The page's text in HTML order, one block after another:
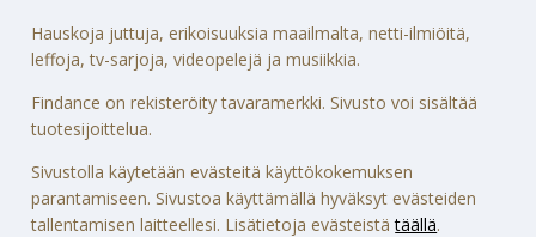
Hauskoja juttuja, erikoisuuksia maailmalta, netti-ilmiöitä,
leffoja, tv-sarjoja, videopelejä ja musiikkia.
Findance on rekisteröity tavaramerkki. Sivusto voi sisältää
tuotesijoittelua.
Sivustolla käytetään evästeitä käyttökokemuksen
parantamiseen. Sivustoa käyttämällä hyväksyt evästeiden
tallentamisen laitteellesi. Lisätietoja evästeistätäällä.